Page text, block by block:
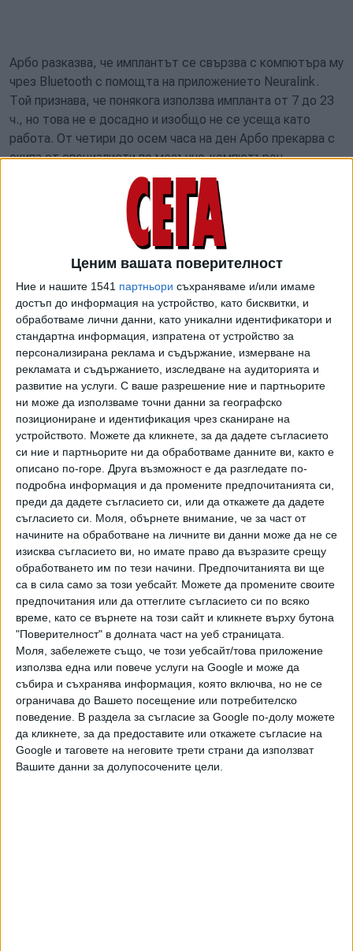
Ценим вашата поверителност
Ние и нашите 1541 партньори съхраняваме и/или имаме
достъп до информация на устройство, като бисквитки, и
обработваме лични данни, като уникални идентификатори и
стандартна информация, изпратена от устройство за
персонализирана реклама и съдържание, измерване на
рекламата и съдържанието, изследване на аудиторията и
развитие на услуги. С ваше разрешение ние и партньорите
ни може да използваме точни данни за географско
позициониране и идентификация чрез сканиране на
устройството. Можете да кликнете, за да дадете съгласието
си ние и партньорите ни да обработваме данните ви, както е
описано по-горе. Друга възможност е да разгледате по-
подробна информация и да промените предпочитанията си,
преди да дадете съгласието си, или да откажете да дадете
съгласието си. Моля, обърнете внимание, че за част от
начините на обработване на личните ви данни може да не се
изисква съгласието ви, но имате право да възразите срещу
обработването им по тези начини. Предпочитанията ви ще
са в сила само за този уебсайт. Можете да промените своите
предпочитания или да оттеглите съгласието си по всяко
време, като се върнете на този сайт и кликнете върху бутона
"Поверителност" в долната част на уеб страницата.
Моля, забележете също, че този уебсайт/това приложение
използва една или повече услуги на Google и може да
събира и съхранява информация, която включва, но не се
ограничава до Вашето посещение или потребителско
поведение. В раздела за съгласие за Google по-долу можете
да кликнете, за да предоставите или откажете съгласие на
Google и таговете на неговите трети страни да използват
Вашите данни за долупосочените цели.
Арбо разказва, че имплантът се свързва с компютъра му
чрез Bluetooth с помощта на приложението Neuralink.
Той признава, че понякога използва импланта от 7 до 23
ч., но това не е досадно и изобщо не се усеща като
работа. От четири до осем часа на ден Арбо прекарва с
екипа от специалисти по мозъчно-компютърен
интерфейс в Мериленд. Той обаче също така може да
използва компютъра с импланта за лични нужди.
"Използвам го, за да изпращам съобщения на хора в X,
да използвам Instagram, да отговарям на имейли, да
играя компютърни игри, да чета комикси онлайн и да
влизам в уебсайт, за да уча японски. Използвах го и за да
резервирам хотел, за да посетя централата на
Neuralink", разкрива Арбо.
Мъжът също така призна, че веднъж е заспал, докато е
използвал компютъра чрез импланта, и докато е спял,
курсорът е продължил да се движи и да натиска бутони.
"Заспах за около пет минути, а когато се събудих, на
компютъра бяха отворени около 10 различни
приложения. За да се предотврати това, курсорът може
да бъде изключен, но в този случай не го направих",
добавя Арбо.
Ноланд Арбо обяснява, че имплантирането на чипа му е
позволило да възстанови връзката си със света,
приятелите и семейството. "Направи ме по-добър в
писането на текстови съобщения и по-добър във
взаимодействието с хората, например в социалните
мрежи", разказва той.
Арбо също разказва и за проблеми с импланта. Месец
след операцията той забелязал, че устройството почти
напълно е загубило своята функционалност: повечето от
електродите, имплантирани в мозъка му, са отслабнали
и са спрели да отчитат сигналите, необходими за
превръщането на мислите в движения на курсора. "След
операцията бях в подем, но след това всичко се
разпадна. Беше наистина трудно. Плачех", казва Арбо в